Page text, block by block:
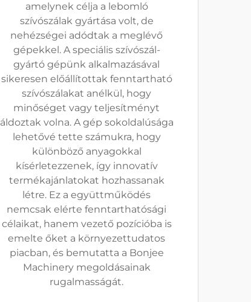
amelynek célja a lebomló
szívószálak gyártása volt, de
nehézségei adódtak a meglévő
gépekkel. A speciális szívószál-
gyártó gépünk alkalmazásával
sikeresen előállítottak fenntartható
szívószálakat anélkül, hogy
minőséget vagy teljesítményt
áldoztak volna. A gép sokoldalúsága
lehetővé tette számukra, hogy
különböző anyagokkal
kísérletezzenek, így innovatív
termékajánlatokat hozhassanak
létre. Ez a együttműködés
nemcsak elérte fenntarthatósági
célaikat, hanem vezető pozícióba is
emelte őket a környezettudatos
piacban, és bemutatta a Bonjee
Machinery megoldásainak
rugalmasságát.